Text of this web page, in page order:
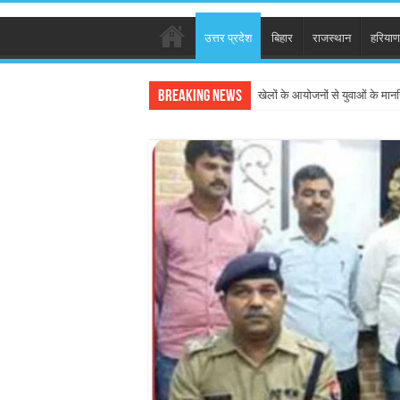
उत्तर प्रदेश बिहार राजस्थान
Breaking News खेलों के आयोजनों से युवाओं के